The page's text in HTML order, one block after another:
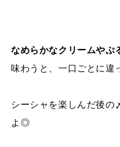
なめらかなクリームやぷ
味わうと、一口ごとに違
シーシャを楽しんだ後の
よ◎